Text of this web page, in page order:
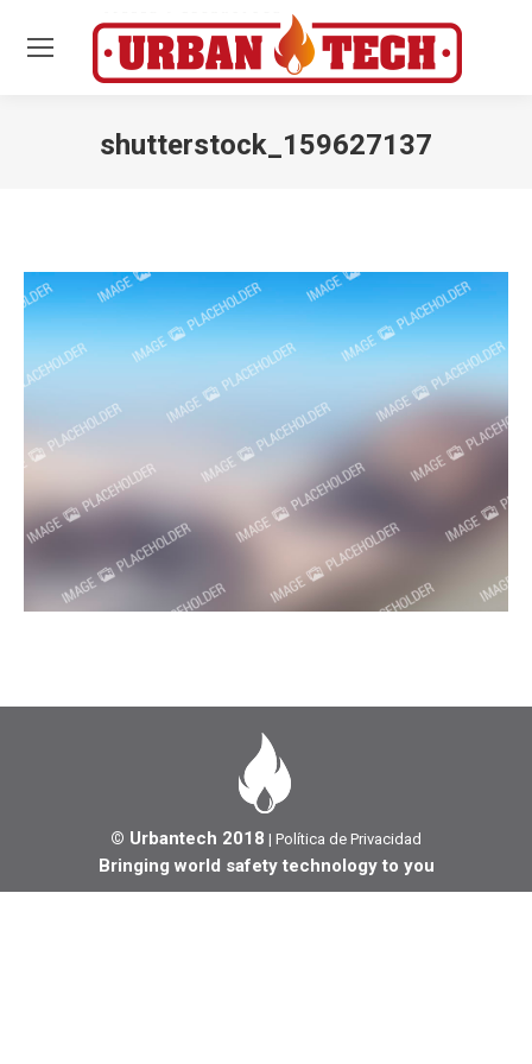
shutterstock_159627137
© Urbantech 2018 | Política de Privacidad
Bringing world safety technology to you